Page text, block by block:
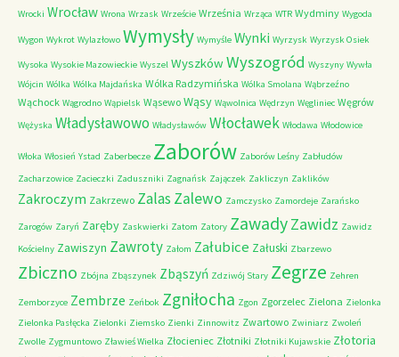
Wrocki Wrocław Wrona Wrzask Wrzeście Września Wrząca WTR Wydminy Wygoda
Wygon Wykrot Wylazłowo Wymysły Wymyśle Wynki Wyrzysk Wyrzysk Osiek
Wysoka Wysokie Mazowieckie Wyszel WyszkówWyszogród Wyszyny Wywła
Wójcin Wólka Wólka Majdańska Wólka Radzymińska Wólka Smolana Wąbrzeźno
Wąchock Wągrodno Wąpielsk Wąsewo Wąsy Wąwolnica Wędrzyn Węgliniec Węgrów
Wężyska Władysławowo Władysławów Włocławek Włodawa Włodowice
Włoka Włosień Ystad Zaberbecze Zaborów Zaborów Leśny Zabłudów
Zacharzowice Zacieczki Zaduszniki Zagnańsk Zajączek Zakliczyn Zaklików
Zakroczym Zakrzewo ZalasZalewo Zamczysko Zamordeje Zarańsko
Zarogów Zaryń Zaręby Zaskwierki Zatom Zatory ZawadyZawidz Zawidz
Kościelny Zawiszyn Zawroty Załom Załubice Załuski Zbarzewo
Zbiczno Zbójna Zbąszynek Zbąszyń Zdziwój Stary Zegrze Zehren
Zemborzyce Zembrze Zeńbok Zgniłocha Zgon Zgorzelec Zielona Zielonka
Zielonka Pasłęcka Zielonki Ziemsko Zienki Zinnowitz Zwartowo Zwiniarz Zwoleń
Zwolle Zygmuntowo Zławieś Wielka Złocieniec Złotniki Złotniki Kujawskie Złotoria